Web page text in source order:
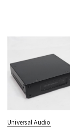
Universal Audio